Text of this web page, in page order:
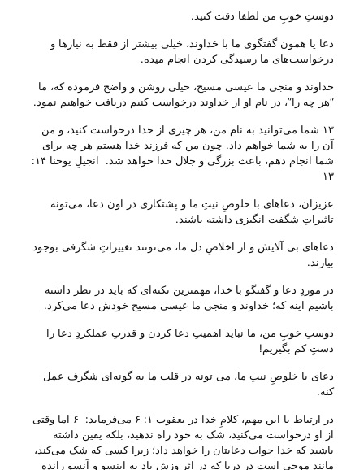
دوستِ خوبِ من لطفا دقت کنید.
دعا یا همون گفتگوی ما با خداوند، خیلی بیشتر از فقط به نیاز‌ها و
درخواست‌های ما رسیدگی کردن انجام میده.
خداوند و منجی ما عیسی مسیح، خیلی روشن و واضح فرموده که، ما
“هر چه را”، در نام او از خداوند درخواست کنیم دریافت خواهیم نمود.
۱۳ شما می‌توانید به نام من، هر چیزی از خدا درخواست کنید، و من
آن را به شما خواهم داد. چون من که فرزند خدا هستم هر چه برای
شما انجام دهم، باعث بزرگی و جلال خدا خواهد شد. انجیلِ یوحنا ۱۴:
۱۳
عزیزان، دعا‌های با خلوصِ نیتِ ما و پشتکاری در اون دعا، می‌‌تونه
تاثیراتِ شگفت انگیزی داشته باشند.
دعا‌های بی‌ آلایش و از اخلاصِ دل ما، می‌‌تونند تغییراتِ شگرفی بوجود
بیارند.
در موردِ دعا و گفتگو با خدا، مهمترین نکته‌ای که باید در نظر داشته
باشیم اینه که؛ خداوند و منجی ما عیسی مسیح خودش دعا می‌‌کرد.
دوستِ خوبِ من، ما نباید اهمیتِ دعا کردن و قدرتِ عملکردِ دعا را
دستِ کم بگیریم!
دعای با خلوصِ نیتِ ما، می تونه در قلب ما به گونه‌ای شگرف عمل
کنه.
در ارتباط با این مهم، کلامِ خدا در یعقوب ۱: ۶ می‌‌فرماید: ۶ اما وقتی
از او درخواست می‌کنید، شک به خود راه ندهید، بلکه یقین داشته
باشید که خدا جواب دعایتان را خواهد داد؛ زیرا کسی که شک می‌کند،
مانند موجی است در دریا که در اثر وزش باد به اینسو و آنسو رانده